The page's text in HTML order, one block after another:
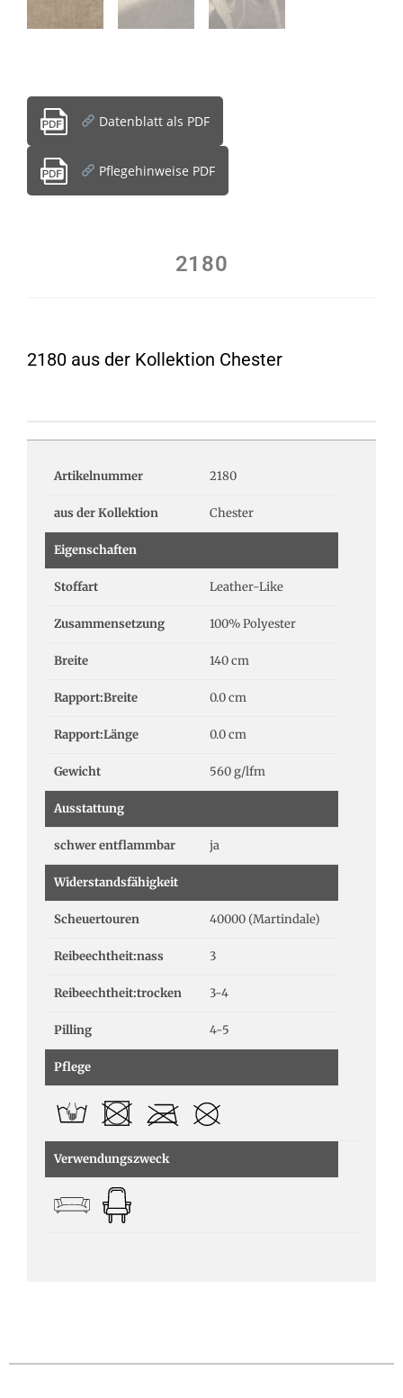
Datenblatt als PDF
Pflegehinweise PDF
2180
2180 aus der Kollektion Chester
Artikelnummer 2180
aus der Kollektion Chester
Eigenschaften
Stoffart Leather-Like
Zusammensetzung 100% Polyester
Breite 140 cm
Rapport:Breite 0.0 cm
Rapport:Länge 0.0 cm
Gewicht 560 g/lfm
Ausstattung
schwer entflammbar ja
Widerstandsfähigkeit
Scheuertouren 40000 (Martindale)
Reibeechtheit:nass 3
Reibeechtheit:trocken 3-4
Pilling 4-5
Pflege
Verwendungszweck